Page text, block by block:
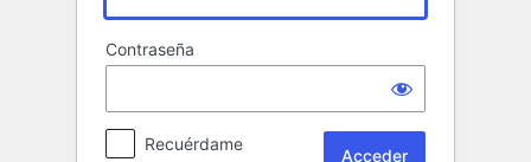
Contraseña
Recuérdame